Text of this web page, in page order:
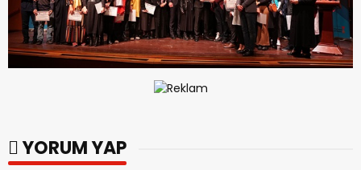
YORUM YAP